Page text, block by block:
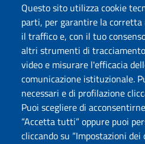
Questo sito utilizza cookie
parti, per garantire la corretta
il traffico e, con il tuo
altri strumenti di
video e misurare l'efficacia
comunicazione istituzionale.
necessari e di profilazione
Puoi scegliere di
“Accetta tutti” oppure puoi
cliccando su “Impostazioni dei